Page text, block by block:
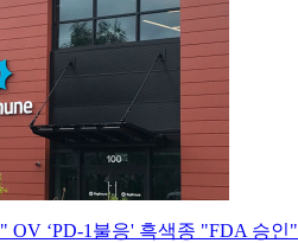
OV ‘PD-1불응' 흑색종 "FDA 승인"